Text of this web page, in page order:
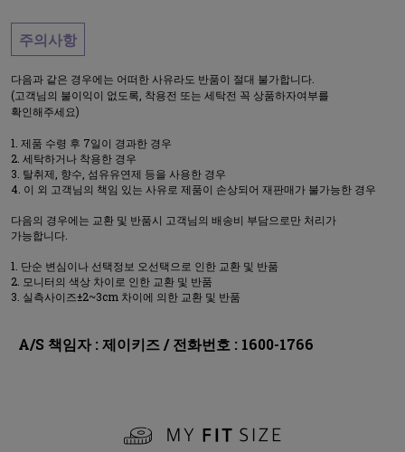
주의사항
다음과 같은 경우에는 어떠한 사유라도 반품이 절대 불가합니다.
(고객님의 불이익이 없도록, 착용전 또는 세탁전 꼭 상품하자여부를
확인해주세요)
제품 수령 후 7일이 경과한 경우
세탁하거나 착용한 경우
탈취제, 향수, 섬유유연제 등을 사용한 경우
이 외 고객님의 책임 있는 사유로 제품이 손상되어 재판매가 불가능한 경우
다음의 경우에는 교환 및 반품시 고객님의 배송비 부담으로만 처리가
가능합니다.
단순 변심이나 선택정보 오선택으로 인한 교환 및 반품
모니터의 색상 차이로 인한 교환 및 반품
실측사이즈±2~3cm 차이에 의한 교환 및 반품
A/S 책임자 : 제이키즈 / 전화번호 : 1600-1766